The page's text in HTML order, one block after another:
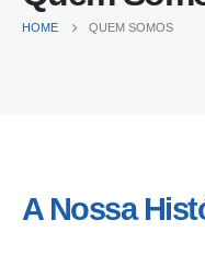
HOME QUEM SOMOS
A Nossa